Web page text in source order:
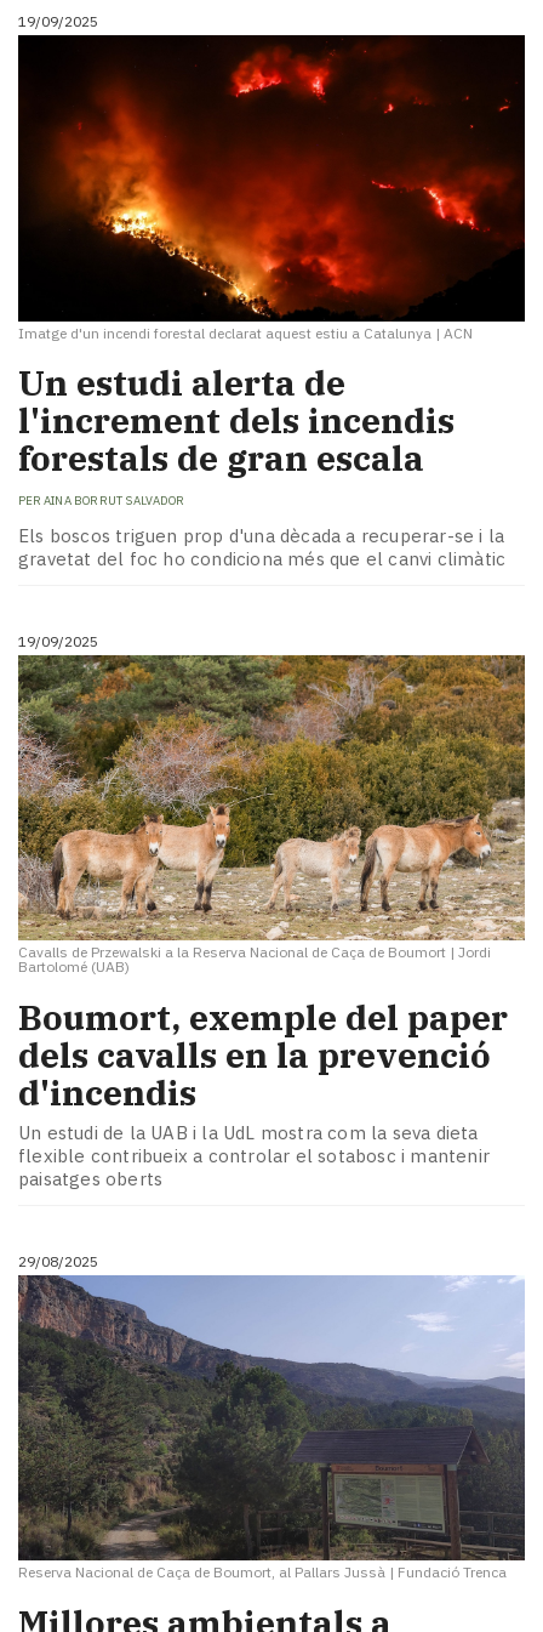
19/09/2025
Imatge d'un incendi forestal declarat aquest estiu a Catalunya | ACN
Un estudi alerta de
l'increment dels incendis
forestals de gran escala
PER AINA BORRUT SALVADOR
Els boscos triguen prop d'una dècada a recuperar-se i la
gravetat del foc ho condiciona més que el canvi climàtic
19/09/2025
Cavalls de Przewalski a la Reserva Nacional de Caça de Boumort | Jordi
Bartolomé (UAB)
Boumort, exemple del paper
dels cavalls en la prevenció
d'incendis
Un estudi de la UAB i la UdL mostra com la seva dieta
flexible contribueix a controlar el sotabosc i mantenir
paisatges oberts
29/08/2025
Reserva Nacional de Caça de Boumort, al Pallars Jussà | Fundació Trenca
Millores ambientals a